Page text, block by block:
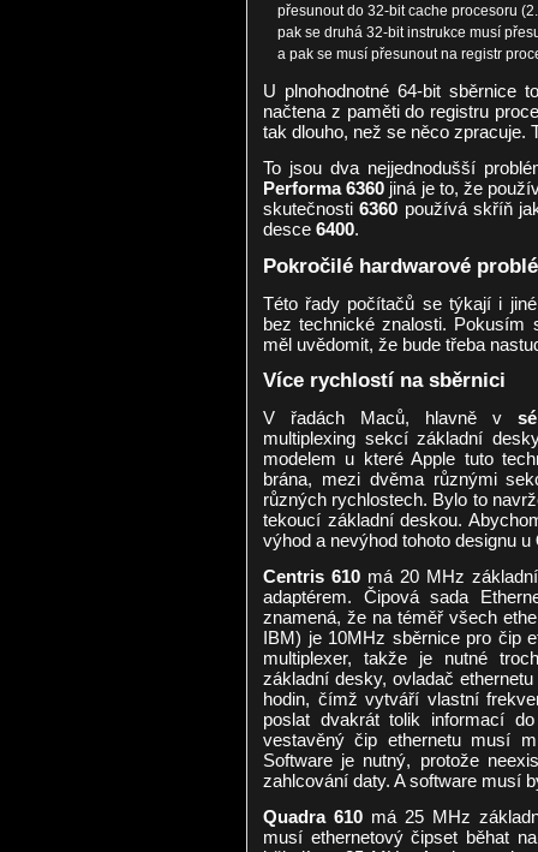
přesunout do 32-bit cache procesoru
pak se druhá 32-bit instrukce musí
a pak se musí přesunout na registr
U plnohodnotné 64-bit sběrnice
načtena z paměti do registru
tak dlouho, než se něco zpracuje.
To jsou dva nejjednodušší
Performa 6360 jiná je to, že
skutečnosti6360 používá skříň
desce 6400.
Pokročilé hardwarové
Této řady počítačů se týkají i
bez technické znalosti.
měl uvědomit, že bude třeba
Více rychlostí na sběrnici
V řadách Maců, hlavně v
multiplexing sekcí základní
modelem u které Apple tuto
brána, mezi dvěma různými
různých rychlostech. Bylo to
tekoucí základní deskou.
výhod a nevýhod tohoto designu u
Centris 610 má 20 MHz
adaptérem. Čipová sada
znamená, že na téměř všech
IBM) je 10MHz sběrnice pro čip
multiplexer, takže je nutné
základní desky, ovladač
hodin, čímž vytváří vlastní
poslat dvakrát tolik informací
vestavěný čip ethernetu musí
Software je nutný, protože
zahlcování daty. A software musí
Quadra 610má 25 MHz
musí ethernetový čipset běhat